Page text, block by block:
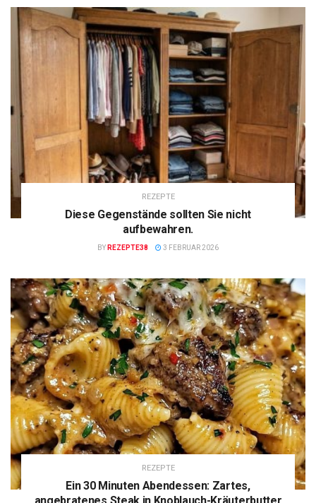
REZEPTE
Diese Gegenstände sollten Sie nicht
aufbewahren.
BY REZEPTE38 3 FEBRUAR 2026
REZEPTE
Ein 30 Minuten Abendessen: Zartes,
angebratenes Steak in Knoblauch-Kräuterbutter